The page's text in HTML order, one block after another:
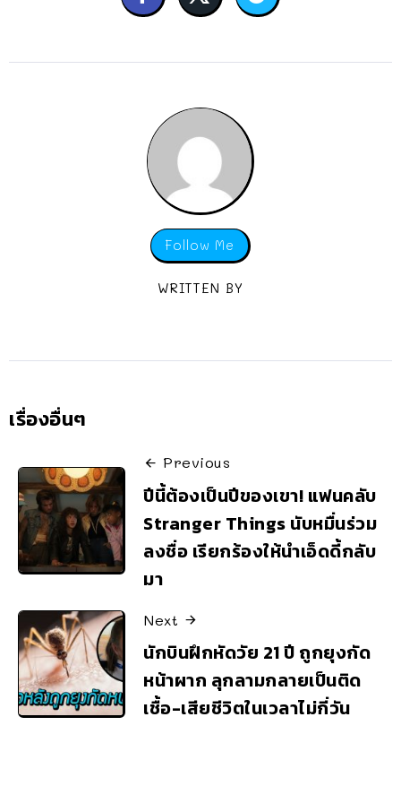
Follow Me
WRITTEN BY
เรื่องอื่นๆ
Previous
ปีนี้ต้องเป็นปีของเขา! แฟนคลับ
Stranger Things นับหมื่นร่วม
ลงชื่อ เรียกร้องให้นำเอ็ดดี้กลับ
มา
Next
นักบินฝึกหัดวัย 21 ปี ถูกยุงกัด
หน้าผาก ลุกลามกลายเป็นติด
เชื้อ-เสียชีวิตในเวลาไม่กี่วัน